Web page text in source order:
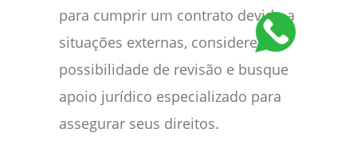
para cumprir um contrato devido a
situações externas, considere a
possibilidade de revisão e busque
apoio jurídico especializado para
assegurar seus direitos.